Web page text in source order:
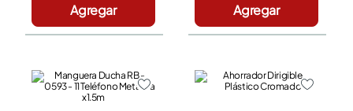
Agregar Agregar